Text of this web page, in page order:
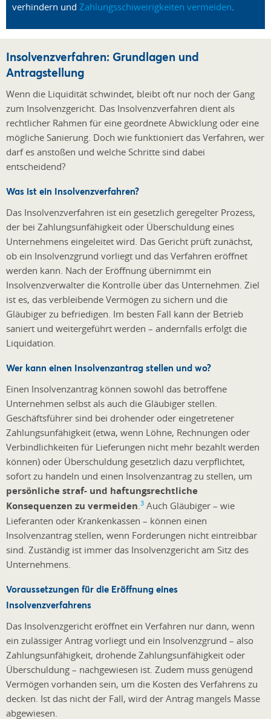
verhindern und Zahlungsschiweirigkeiten vermeiden.
Insolvenzverfahren: Grundlagen und
Antragstellung
Wenn die Liquidität schwindet, bleibt oft nur noch der Gang
zum Insolvenzgericht. Das Insolvenzverfahren dient als
rechtlicher Rahmen für eine geordnete Abwicklung oder eine
mögliche Sanierung. Doch wie funktioniert das Verfahren, wer
darf es anstoßen und welche Schritte sind dabei
entscheidend?
Was ist ein Insolvenzverfahren?
Das Insolvenzverfahren ist ein gesetzlich geregelter Prozess,
der bei Zahlungsunfähigkeit oder Überschuldung eines
Unternehmens eingeleitet wird. Das Gericht prüft zunächst,
ob ein Insolvenzgrund vorliegt und das Verfahren eröffnet
werden kann. Nach der Eröffnung übernimmt ein
Insolvenzverwalter die Kontrolle über das Unternehmen. Ziel
ist es, das verbleibende Vermögen zu sichern und die
Gläubiger zu befriedigen. Im besten Fall kann der Betrieb
saniert und weitergeführt werden – andernfalls erfolgt die
Liquidation.
Wer kann einen Insolvenzantrag stellen und wo?
Einen Insolvenzantrag können sowohl das betroffene
Unternehmen selbst als auch die Gläubiger stellen.
Geschäftsführer sind bei drohender oder eingetretener
Zahlungsunfähigkeit (etwa, wenn Löhne, Rechnungen oder
Verbindlichkeiten für Lieferungen nicht mehr bezahlt werden
können) oder Überschuldung gesetzlich dazu verpflichtet,
sofort zu handeln und einen Insolvenzantrag zu stellen, um
persönliche straf- und haftungsrechtliche
Konsequenzen zu vermeiden.3 Auch Gläubiger – wie
Lieferanten oder Krankenkassen – können einen
Insolvenzantrag stellen, wenn Forderungen nicht eintreibbar
sind. Zuständig ist immer das Insolvenzgericht am Sitz des
Unternehmens.
Voraussetzungen für die Eröffnung eines
Insolvenzverfahrens
Das Insolvenzgericht eröffnet ein Verfahren nur dann, wenn
ein zulässiger Antrag vorliegt und ein Insolvenzgrund – also
Zahlungsunfähigkeit, drohende Zahlungsunfähigkeit oder
Überschuldung – nachgewiesen ist. Zudem muss genügend
Vermögen vorhanden sein, um die Kosten des Verfahrens zu
decken. Ist das nicht der Fall, wird der Antrag mangels Masse
abgewiesen.